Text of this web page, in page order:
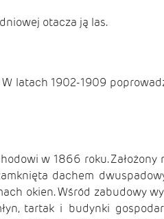
otacza ją las.
latach 1902-1909
w 1866 roku. Założony
dachem
okien. Wśród zabudowy
tartak i budynki